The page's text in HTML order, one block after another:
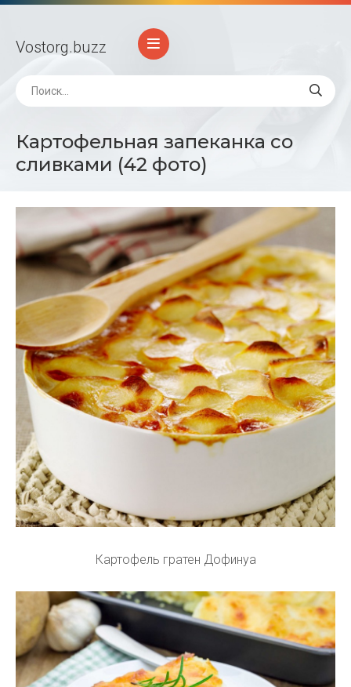
Vostorg.buzz
Картофельная запеканка со
сливками (42 фото)
Картофель гратен Дофинуа